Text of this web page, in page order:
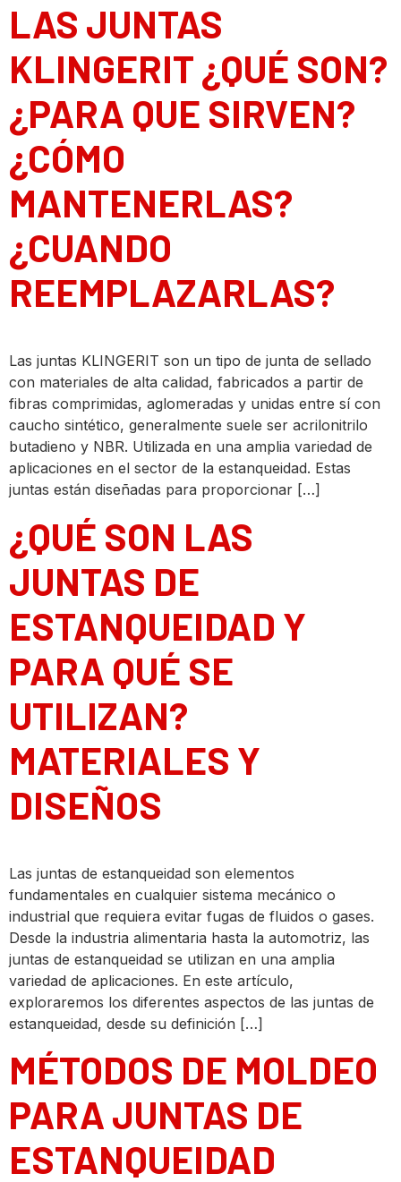
LAS JUNTAS
KLINGERIT ¿QUÉ SON?
¿PARA QUE SIRVEN?
¿CÓMO
MANTENERLAS?
¿CUANDO
REEMPLAZARLAS?
Las juntas KLINGERIT son un tipo de junta de sellado
con materiales de alta calidad, fabricados a partir de
fibras comprimidas, aglomeradas y unidas entre sí con
caucho sintético, generalmente suele ser acrilonitrilo
butadieno y NBR. Utilizada en una amplia variedad de
aplicaciones en el sector de la estanqueidad. Estas
juntas están diseñadas para proporcionar […]
¿QUÉ SON LAS
JUNTAS DE
ESTANQUEIDAD Y
PARA QUÉ SE
UTILIZAN?
MATERIALES Y
DISEÑOS
Las juntas de estanqueidad son elementos
fundamentales en cualquier sistema mecánico o
industrial que requiera evitar fugas de fluidos o gases.
Desde la industria alimentaria hasta la automotriz, las
juntas de estanqueidad se utilizan en una amplia
variedad de aplicaciones. En este artículo,
exploraremos los diferentes aspectos de las juntas de
estanqueidad, desde su definición […]
MÉTODOS DE MOLDEO
PARA JUNTAS DE
ESTANQUEIDAD